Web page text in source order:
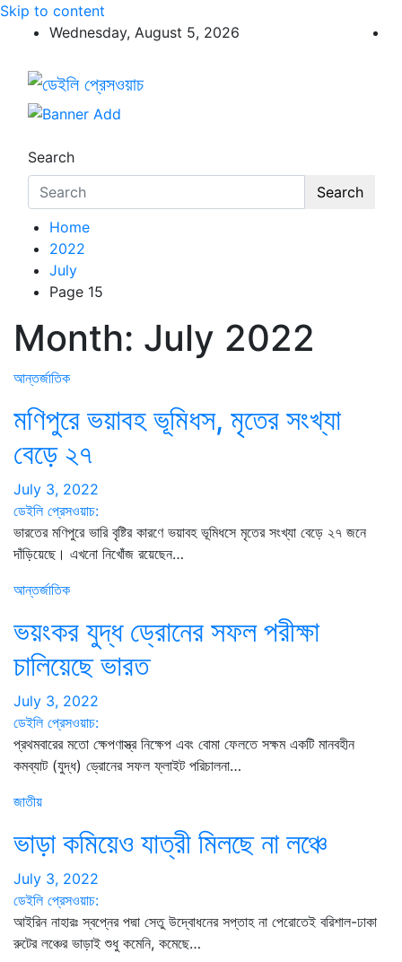
Skip to content
Wednesday, August 5, 2026
ডেইলি প্রেসওয়াচ
ডেইলি প্রেসওয়াচ মুক্তিযুদ্ধের চেতনায় উদ্বুদ্ধ মুখপত্র
Search
Search
Home
2022
July
Page 15
Month: July 2022
আন্তর্জাতিক
মণিপুরে ভয়াবহ ভূমিধস, মৃতের সংখ্যা
বেড়ে ২৭
July 3, 2022
ডেইলি প্রেসওয়াচ:
ভারতের মণিপুরে ভারি বৃষ্টির কারণে ভয়াবহ ভূমিধসে মৃতের সংখ্যা বেড়ে ২৭ জনে
দাঁড়িয়েছে। এখনো নিখোঁজ রয়েছেন…
আন্তর্জাতিক
ভয়ংকর যুদ্ধ ড্রোনের সফল পরীক্ষা
চালিয়েছে ভারত
July 3, 2022
ডেইলি প্রেসওয়াচ:
প্রথমবারের মতো ক্ষেপণাস্ত্র নিক্ষেপ এবং বোমা ফেলতে সক্ষম একটি মানবহীন
কমব্যাট (যুদ্ধ) ড্রোনের সফল ফ্লাইট পরিচালনা…
জাতীয়
ভাড়া কমিয়েও যাত্রী মিলছে না লঞ্চে
July 3, 2022
ডেইলি প্রেসওয়াচ:
আইরিন নাহারঃ স্বপ্নের পদ্মা সেতু উদ্বোধনের সপ্তাহ না পেরোতেই বরিশাল-ঢাকা
রুটের লঞ্চের ভাড়াই শুধু কমেনি, কমেছে…